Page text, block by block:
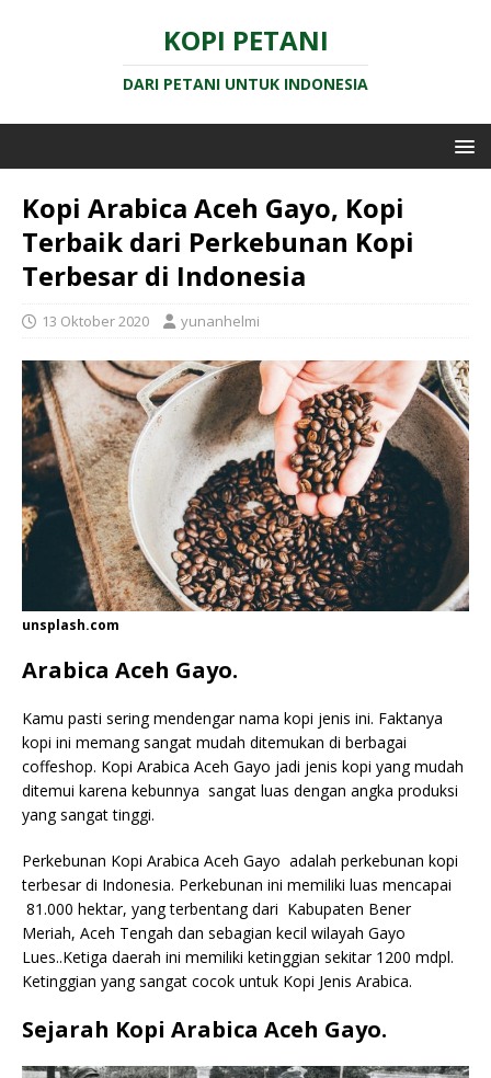
KOPI PETANI
DARI PETANI UNTUK INDONESIA
Kopi Arabica Aceh Gayo, Kopi
Terbaik dari Perkebunan Kopi
Terbesar di Indonesia
13 Oktober 2020 yunanhelmi
unsplash.com
Arabica Aceh Gayo.
Kamu pasti sering mendengar nama kopi jenis ini. Faktanya
kopi ini memang sangat mudah ditemukan di berbagai
coffeshop. Kopi Arabica Aceh Gayo jadi jenis kopi yang mudah
ditemui karena kebunnya sangat luas dengan angka produksi
yang sangat tinggi.
Perkebunan Kopi Arabica Aceh Gayo adalah perkebunan kopi
terbesar di Indonesia. Perkebunan ini memiliki luas mencapai
81.000 hektar, yang terbentang dari Kabupaten Bener
Meriah, Aceh Tengah dan sebagian kecil wilayah Gayo
Lues..Ketiga daerah ini memiliki ketinggian sekitar 1200 mdpl.
Ketinggian yang sangat cocok untuk Kopi Jenis Arabica.
Sejarah Kopi Arabica Aceh Gayo.